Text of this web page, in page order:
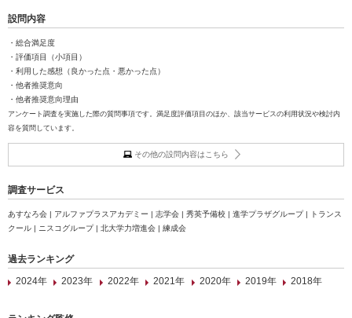
設問内容
・総合満足度
・評価項目（小項目）
・利用した感想（良かった点・悪かった点）
・他者推奨意向
・他者推奨意向理由
アンケート調査を実施した際の質問事項です。満足度評価項目のほか、該当サービスの利用状況や検討内
容を質問しています。
その他の設問内容はこちら
調査サービス
あすなろ会 | アルファプラスアカデミー | 志学会 | 秀英予備校 | 進学プラザグループ | トランス
クール | ニスコグループ | 北大学力増進会 | 練成会
過去ランキング
2024年
2023年 2022年 2021年 2020年 2019年 2018年